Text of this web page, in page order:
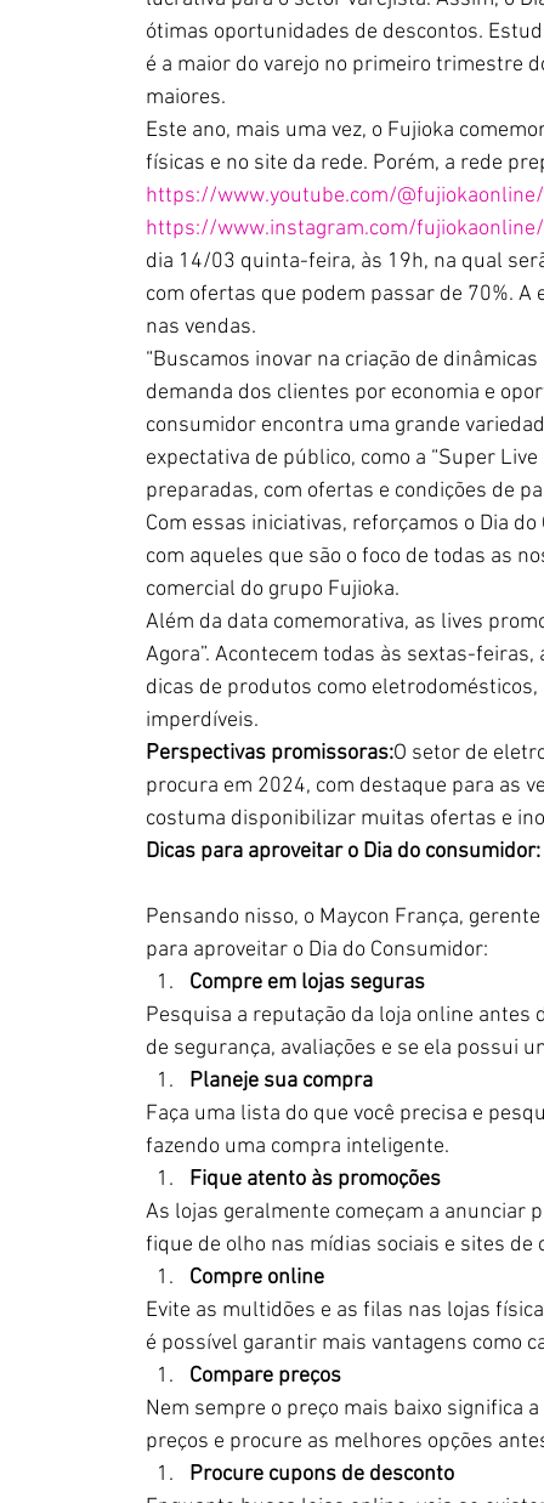
ótimas oportunidades de descontos.
é a maior do varejo no primeiro trimestre
maiores.
Este ano, mais uma vez, o Fujioka
físicas e no site da rede. Porém, a rede
https://www.youtube.com/
https://www.instagram.com/fujiokaonline/
dia 14/03 quinta-feira, às 19h, na qual
com ofertas que podem passar de 70%.
nas vendas.
“Buscamos inovar na criação de
demanda dos clientes por economia e
consumidor encontra uma grande
expectativa de público, como a “Super
preparadas, com ofertas e condições de
Com essas iniciativas, reforçamos o Dia
com aqueles que são o foco de todas as
comercial do grupo Fujioka.
Além da data comemorativa, as lives
Agora”. Acontecem todas às sextas-
dicas de produtos como
imperdíveis.
Perspectivas promissoras:O setor de
procura em 2024, com destaque para as
costuma disponibilizar muitas ofertas e
Dicas para aproveitar o Dia do consumidor:
Pensando nisso, o Maycon França,
para aproveitar o Dia do Consumidor:
Compre em lojas seguras
Pesquisa a reputação da loja online
de segurança, avaliações e se ela possui
Planeje sua compra
Faça uma lista do que você precisa e
fazendo uma compra inteligente.
Fique atento às promoções
As lojas geralmente começam a anunciar
fique de olho nas mídias sociais e sites de
Compre online
Evite as multidões e as filas nas lojas
é possível garantir mais vantagens como
Compare preços
Nem sempre o preço mais baixo significa
preços e procure as melhores opções
Procure cupons de desconto